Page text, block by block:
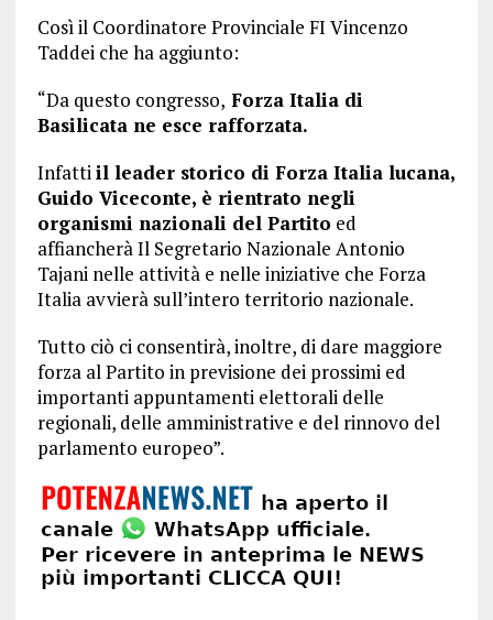
Così il Coordinatore Provinciale FI Vincenzo
Taddei che ha aggiunto:
“Da questo congresso, Forza Italia di
Basilicata ne esce rafforzata.
Infattiil leader storico di Forza Italia lucana,
Guido Viceconte, è rientrato negli
organismi nazionali del Partito ed
affiancherà Il Segretario Nazionale Antonio
Tajani nelle attività e nelle iniziative che Forza
Italia avvierà sull’intero territorio nazionale.
Tutto ciò ci consentirà, inoltre, di dare maggiore
forza al Partito in previsione dei prossimi ed
importanti appuntamenti elettorali delle
regionali, delle amministrative e del rinnovo del
parlamento europeo”.